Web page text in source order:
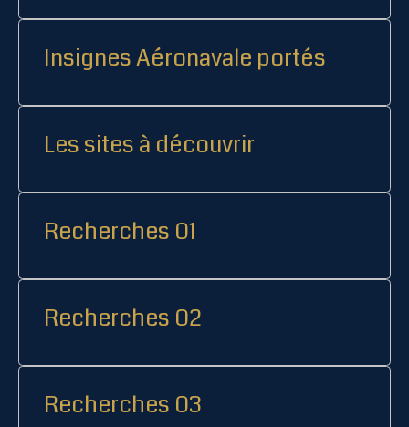
Insignes Aéronavale portés
Les sites à découvrir
Recherches 01
Recherches 02
Recherches 03